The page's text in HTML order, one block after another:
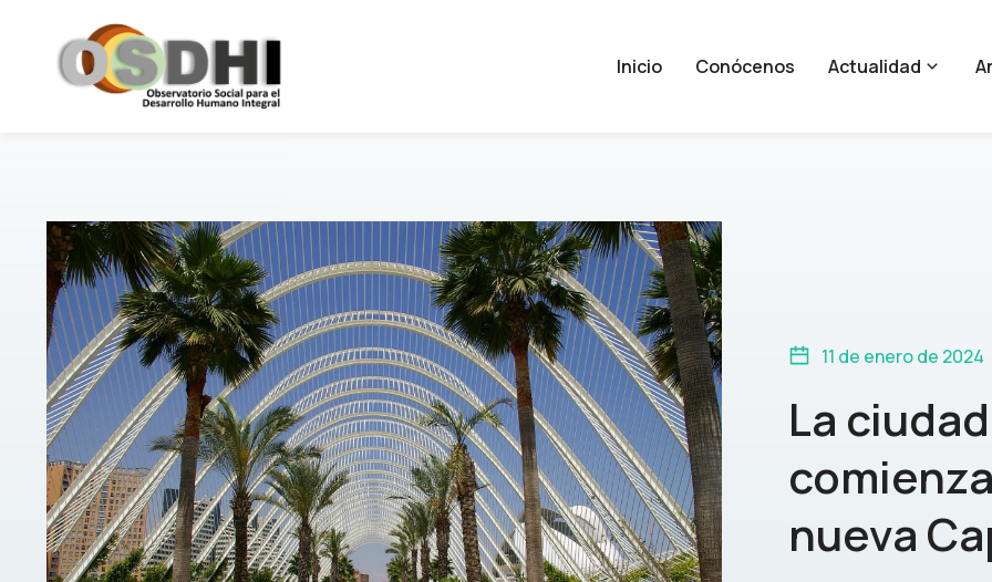
Inicio Conócenos Actualidad
11 de enero de 2024
La
nueva